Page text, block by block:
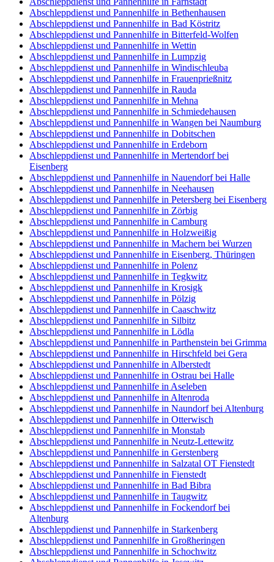
Abschleppdienst und Pannenhilfe in Bethenhausen
Abschleppdienst und Pannenhilfe in Bad Köstritz
Abschleppdienst und Pannenhilfe in Bitterfeld-Wolfen
Abschleppdienst und Pannenhilfe in Wettin
Abschleppdienst und Pannenhilfe in Lumpzig
Abschleppdienst und Pannenhilfe in Windischleuba
Abschleppdienst und Pannenhilfe in Frauenprießnitz
Abschleppdienst und Pannenhilfe in Rauda
Abschleppdienst und Pannenhilfe in Mehna
Abschleppdienst und Pannenhilfe in Schmiedehausen
Abschleppdienst und Pannenhilfe in Wangen bei Naumburg
Abschleppdienst und Pannenhilfe in Dobitschen
Abschleppdienst und Pannenhilfe in Erdeborn
Abschleppdienst und Pannenhilfe in Mertendorf bei
Eisenberg
Abschleppdienst und Pannenhilfe in Nauendorf bei Halle
Abschleppdienst und Pannenhilfe in Neehausen
Abschleppdienst und Pannenhilfe in Petersberg bei Eisenberg
Abschleppdienst und Pannenhilfe in Zörbig
Abschleppdienst und Pannenhilfe in Camburg
Abschleppdienst und Pannenhilfe in Holzweißig
Abschleppdienst und Pannenhilfe in Machern bei Wurzen
Abschleppdienst und Pannenhilfe in Eisenberg, Thüringen
Abschleppdienst und Pannenhilfe in Polenz
Abschleppdienst und Pannenhilfe in Tegkwitz
Abschleppdienst und Pannenhilfe in Krosigk
Abschleppdienst und Pannenhilfe in Pölzig
Abschleppdienst und Pannenhilfe in Caaschwitz
Abschleppdienst und Pannenhilfe in Silbitz
Abschleppdienst und Pannenhilfe in Lödla
Abschleppdienst und Pannenhilfe in Parthenstein bei Grimma
Abschleppdienst und Pannenhilfe in Hirschfeld bei Gera
Abschleppdienst und Pannenhilfe in Alberstedt
Abschleppdienst und Pannenhilfe in Ostrau bei Halle
Abschleppdienst und Pannenhilfe in Aseleben
Abschleppdienst und Pannenhilfe in Altenroda
Abschleppdienst und Pannenhilfe in Naundorf bei Altenburg
Abschleppdienst und Pannenhilfe in Otterwisch
Abschleppdienst und Pannenhilfe in Monstab
Abschleppdienst und Pannenhilfe in Neutz-Lettewitz
Abschleppdienst und Pannenhilfe in Gerstenberg
Abschleppdienst und Pannenhilfe in Salzatal OT Fienstedt
Abschleppdienst und Pannenhilfe in Fienstedt
Abschleppdienst und Pannenhilfe in Bad Bibra
Abschleppdienst und Pannenhilfe in Taugwitz
Abschleppdienst und Pannenhilfe in Fockendorf bei
Altenburg
Abschleppdienst und Pannenhilfe in Starkenberg
Abschleppdienst und Pannenhilfe in Großheringen
Abschleppdienst und Pannenhilfe in Schochwitz